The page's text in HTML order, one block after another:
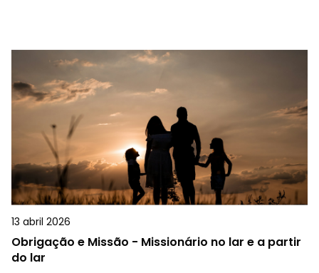
13 abril 2026
Obrigação e Missão - Missionário no lar e a partir
do lar